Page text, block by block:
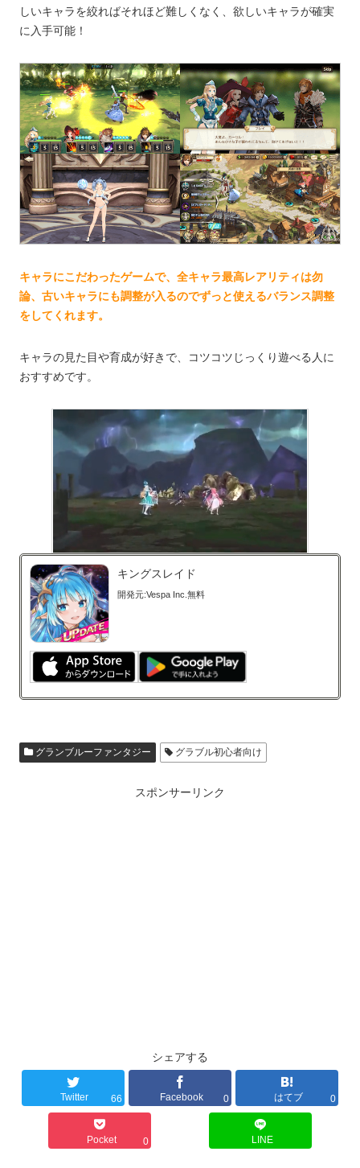
しいキャラを絞ればそれほど難しくなく、欲しいキャラが確実
に入手可能！
キャラにこだわったゲームで、全キャラ最高レアリティは勿
論、古いキャラにも調整が入るのでずっと使えるバランス調整
をしてくれます。
キャラの見た目や育成が好きで、コツコツじっくり遊べる人に
おすすめです。
キングスレイド
開発元:Vespa Inc. 無料
グランブルーファンタジー グラブル初心者向け
スポンサーリンク
シェアする
Twitter 66 Facebook 0 はてブ 0
Pocket 0 LINE